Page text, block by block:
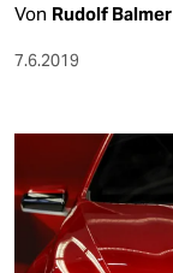
Von Rudolf Balmer
7.6.2019